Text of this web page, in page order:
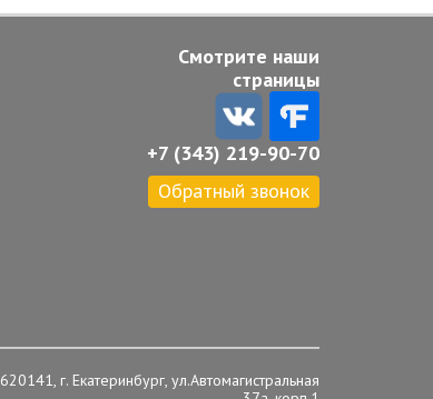
Смотрите наши
страницы
+7 (343) 219-90-70
Обратный звонок
620141, г. Екатеринбург, ул.Автомагистральная